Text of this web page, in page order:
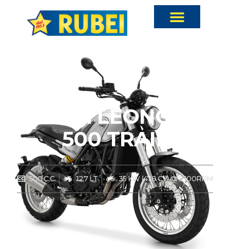
Benelli LEONCINO
500 TRAIL
500 C.C. 12,7 LT 35 KW (47,6 CV) @ 8500RPM